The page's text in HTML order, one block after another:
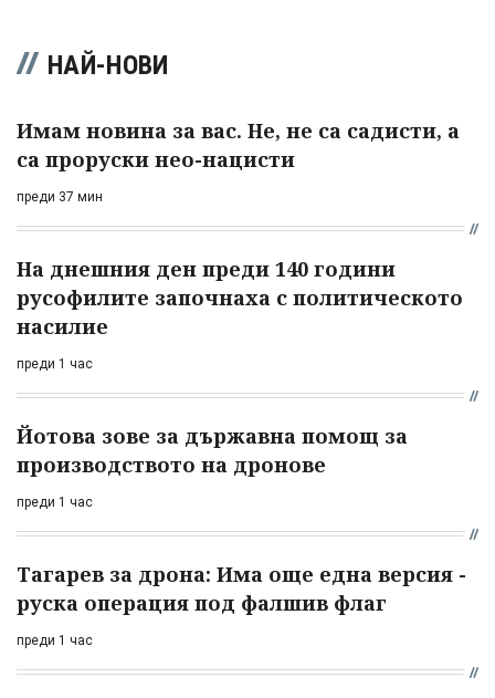
НАЙ-НОВИ
Имам новина за вас. Не, не са садисти, а
са проруски нео-нацисти
преди 37 мин
На днешния ден преди 140 години
русофилите започнаха с политическото
насилие
преди 1 час
Йотова зове за държавна помощ за
производството на дронове
преди 1 час
Тагарев за дрона: Има още една версия -
руска операция под фалшив флаг
преди 1 час